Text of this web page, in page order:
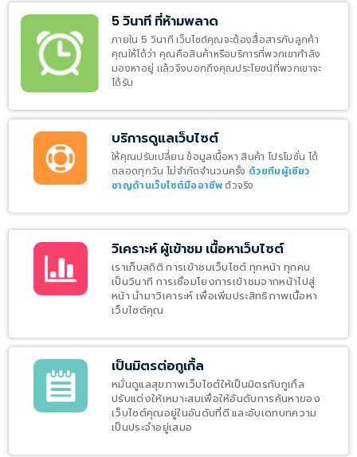
5 วินาที ที่ห้ามพลาด
ภายใน 5 วินาที เว็บไซต์คุณจะต้องสื่อสารกับลูกค้า
คุณให้ได้ว่า คุณคือสินค้าหรือบริการที่พวกเขากำลัง
มองหาอยู่ แล้วจึงบอกถึงคุณประโยชน์ที่พวกเขาจะ
ได้รับ
บริการดูแลเว็บไซต์
ให้คุณปรับเปลี่ยน ข้อมูลเนื้อหา สินค้า โปรโมชั่น ได้
ตลอดทุกวัน ไม่จำกัดจำนวนครั้ง ด้วยทีมผู้เชียว
ชาญด้านเว็บไซต์มืออาชีพตัวจริง
วิเคราะห์ ผู้เข้าชม เนื้อหาเว็บไซต์
เราเก็บสถิติ การเข้าชมเว็บไซต์ ทุกหน้า ทุกคน
เป็นวินาที การเชื่อมโยงการเข้าชมจากหน้าไปสู่
หน้า นำมาวิเคาระห์ เพื่อเพิ่มประสิทธิภาพเนื้อหา
เว็บไซต์คุณ
เป็นมิตรต่อกูเกิ้ล
หมั่นดูแลสุขภาพเว็บไซต์ให้เป็นมิตรกับกูเกิ์ล
ปรับแต่งให้เหมาะสมเพื่อให้อันดับการค้นหาของ
เว็บไซต์คุณอยู่ในอันดับที่ดี และอับเดทบทความ
เป็นประจำอยู่เสมอ